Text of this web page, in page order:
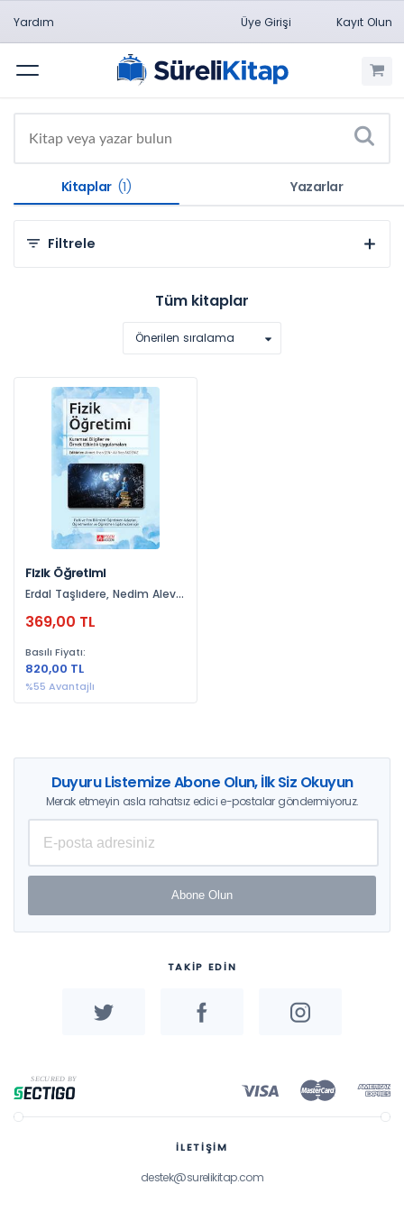
Yardım Üye Girişi Kayıt Olun
Menü
Kitaplar (1) Yazarlar
Filtrele
Konulara Göre
Fen Bilimleri (1)
Yayınevlerine Göre
Pegem Akademi Yayıncılık (1)
Yıllara Göre
2017 (1)
Tüm kitaplar
Önerilen sıralama
Fizik Öğretimi
Erdal Taşlıdere, Nedim Alev,
Ertaş, Esin Şahin, Derya
Azhar Qureshı, Katie Wade,
Tuğçe Gül, Patrick Enderle,
Ahmet İlhan Şen, Murat
Demirbaş, Kadir Demir,
Özsevgeç, Nevzat Yiğit, Ali
Rıza Akdeniz, Özlem Oktay
369,00 TL
Basılı Fiyatı:
820,00 TL
%55 Avantajlı
Duyuru Listemize Abone Olun, İlk Siz Okuyun
Merak etmeyin asla rahatsız edici e-postalar göndermiyoruz.
Abone Olun
TAKİP EDİN
İLETİŞİM
destek@surelikitap.com